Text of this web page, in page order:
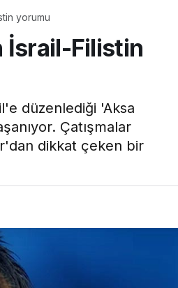
yorumu
İsrail-Filistin
düzenlediği 'Aksa
Çatışmalar
dikkat çeken bir
pastaneye taş çıkartır: